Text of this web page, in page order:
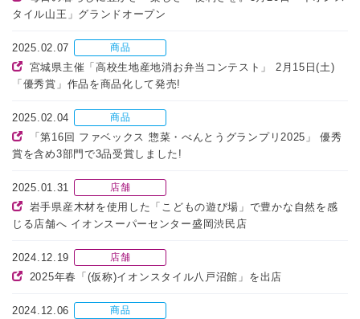
タイル山王」グランドオープン
2025.02.07 商品
宮城県主催「高校生地産地消お弁当コンテスト」 2月15日(土)
「優秀賞」作品を商品化して発売!
2025.02.04 商品
「第16回 ファベックス 惣菜・べんとうグランプリ2025」 優秀
賞を含め3部門で3品受賞しました!
2025.01.31 店舗
岩手県産木材を使用した「こどもの遊び場」で豊かな自然を感
じる店舗へ イオンスーパーセンター盛岡渋民店
2024.12.19 店舗
2025年春「(仮称)イオンスタイル八戸沼館」を出店
2024.12.06 商品